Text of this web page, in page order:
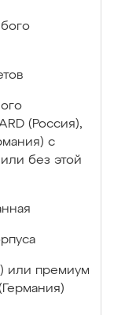
(Россия),
с
без этой
или премиум